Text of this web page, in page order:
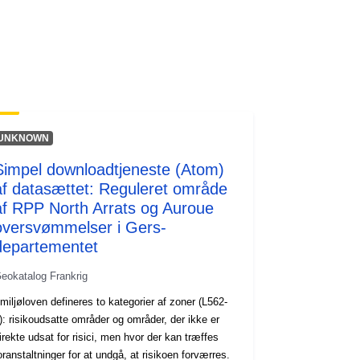
downloadtjeneste (Atom)
datasættet: Reguleret område
RPP North Arrats og Auroue
i Gers-
Frankrig
defineres to kategorier af zoner (L562-
risikoudsatte områder og områder, der ikke er
udsat for risici, men hvor der kan træffes
for at undgå, at risikoen forværres.